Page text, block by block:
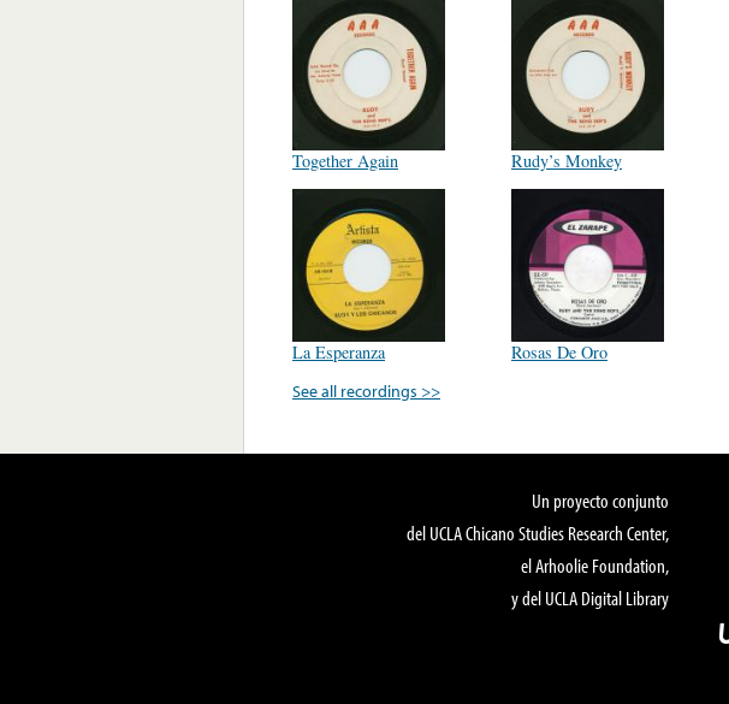
Together Again Rudy’s Monkey
La Esperanza Rosas De Oro
See all recordings >>
Un proyecto conjunto
del UCLA Chicano Studies Research Center,
el Arhoolie Foundation,
y del UCLA Digital Library